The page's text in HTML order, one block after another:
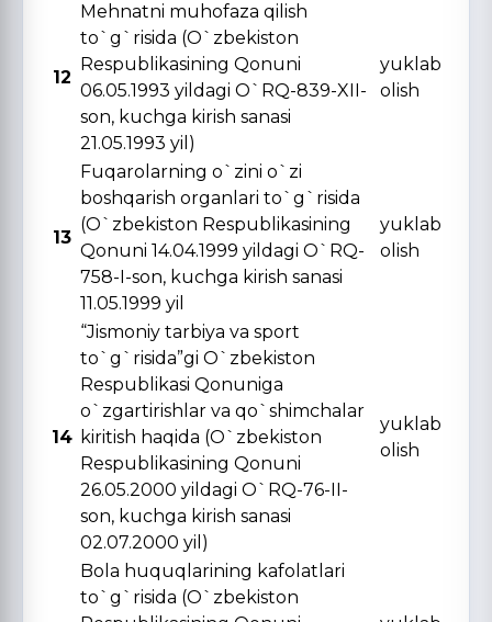
12
Mehnatni muhofaza qilish
to`g`risida (O`zbekiston
Respublikasining Qonuni
06.05.1993 yildagi O`RQ-839-XII-
son, kuchga kirish sanasi
21.05.1993 yil)
yuklab
olish
13
Fuqarolarning o`zini o`zi
boshqarish organlari to`g`risida
(O`zbekiston Respublikasining
Qonuni 14.04.1999 yildagi O`RQ-
758-I-son, kuchga kirish sanasi
11.05.1999 yil
yuklab
olish
14
“Jismoniy tarbiya va sport
to`g`risida”gi O`zbekiston
Respublikasi Qonuniga
o`zgartirishlar va qo`shimchalar
kiritish haqida (O`zbekiston
Respublikasining Qonuni
26.05.2000 yildagi O`RQ-76-II-
son, kuchga kirish sanasi
02.07.2000 yil)
yuklab
olish
Bola huquqlarining kafolatlari
to`g`risida (O`zbekiston